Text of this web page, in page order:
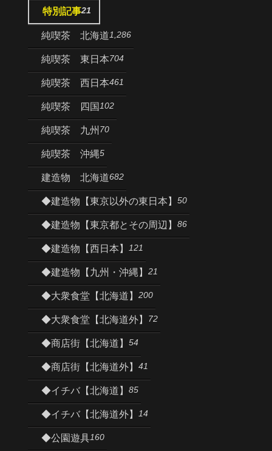
特別記事21
純喫茶 北海道1,286
純喫茶 東日本704
純喫茶 西日本461
純喫茶 四国 102
純喫茶 九州 70
純喫茶 沖縄5
建造物 北海道682
◆建造物【東京以外の東日本】 50
◆建造物【東京都とその周辺】 86
◆建造物【西日本】 121
◆建造物【九州・沖縄】 21
◆大衆食堂【北海道】 200
◆大衆食堂【北海道外】 72
◆商店街【北海道】 54
◆商店街【北海道外】 41
◆イチバ【北海道】 85
◆イチバ【北海道外】 14
◆公園遊具160